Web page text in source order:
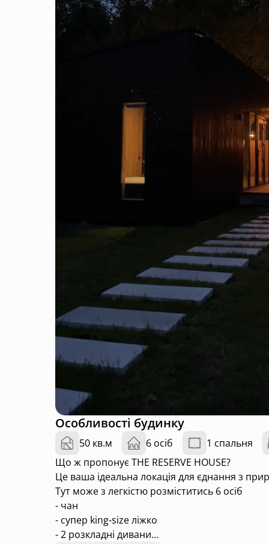
Особливості будинку
50 кв.м 6 осіб 1 спальня
Що ж пропонує THE RESERVE HOUSE?
Це ваша ідеальна локація для єднання з
Тут може з легкістю розміститись 6 осіб
- чан
- супер king-size ліжко
- 2 розкладні дивани